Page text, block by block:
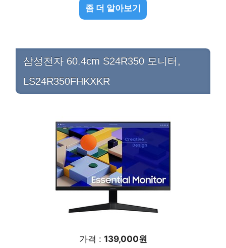
좀 더 알아보기
삼성전자 60.4cm S24R350 모니터,
LS24R350FHKXKR
가격 : 139,000원